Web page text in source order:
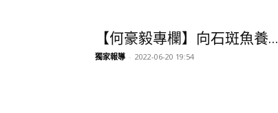
【何豪毅專欄】向石斑魚養...
獨家報導 - 2022-06-20 19:54